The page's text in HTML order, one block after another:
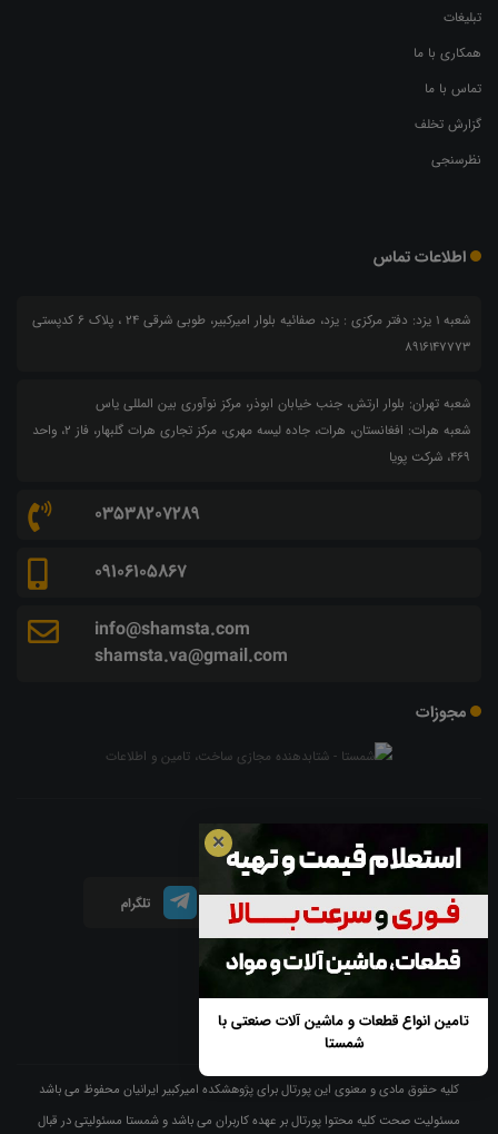
تبلیغات
همکاری با ما
تماس با ما
گزارش تخلف
نظرسنجی
اطلاعات تماس
شعبه 1 یزد: دفتر مرکزی : یزد، صفائیه بلوار امیرکبیر، طوبی شرقی 24 ، پلاک 6 کدپستی
8916147773
شعبه تهران: بلوار ارتش، جنب خیابان ابوذر، مرکز نوآوری بین المللی یاس
شعبه هرات: افغانستان، هرات، جاده لیسه مهری، مرکز تجاری هرات گلبهار، فاز ۲، واحد
۴۶۹، شرکت پویا
03538207289
09106105867
info@shamsta.com
shamsta.va@gmail.com
مجوزات
شبکه های اجتماعی
لینکدین تلگرام
آپارات
کلیه حقوق مادی و معنوی این پورتال برای پژوهشکده امیرکبیر ایرانیان محفوظ می باشد
مسئولیت صحت کلیه محتوا پورتال بر عهده کاربران می باشد و شمستا مسئولیتی در قبال
✕
تامین انواع قطعات و ماشین آلات صنعتی با
شمستا